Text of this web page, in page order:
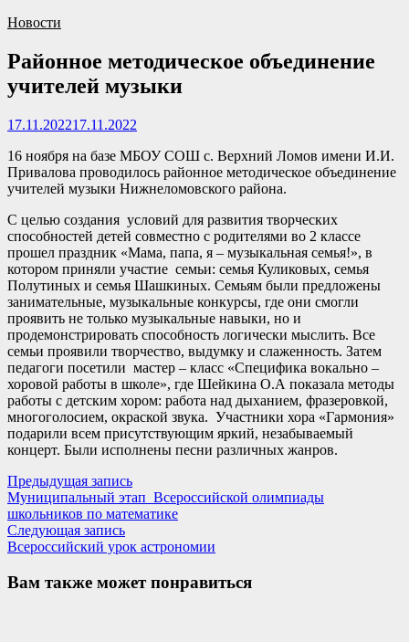
Новости
Районное методическое объединение
учителей музыки
17.11.202217.11.2022
16 ноября на базе МБОУ СОШ с. Верхний Ломов имени И.И.
Привалова проводилось районное методическое объединение
учителей музыки Нижнеломовского района.
С целью создания условий для развития творческих
способностей детей совместно с родителями во 2 классе
прошел праздник «Мама, папа, я – музыкальная семья!», в
котором приняли участие семьи: семья Куликовых, семья
Полутиных и семья Шашкиных. Семьям были предложены
занимательные, музыкальные конкурсы, где они смогли
проявить не только музыкальные навыки, но и
продемонстрировать способность логически мыслить. Все
семьи проявили творчество, выдумку и слаженность. Затем
педагоги посетили мастер – класс «Специфика вокально –
хоровой работы в школе», где Шейкина О.А показала методы
работы с детским хором: работа над дыханием, фразеровкой,
многоголосием, окраской звука. Участники хора «Гармония»
подарили всем присутствующим яркий, незабываемый
концерт. Были исполнены песни различных жанров.
Навигация
по
записям
Предыдущая записьПредыдущая
запись:
Муниципальный этап Всероссийской олимпиады
школьников по математике
Следующая записьСледующая
запись:
Всероссийский урок астрономии
Вам также может понравиться